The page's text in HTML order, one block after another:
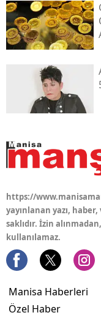
https://
yayınlanan yazı,
saklıdır. İzin
kullanılamaz.
Manisa Haberleri
Özel Haber